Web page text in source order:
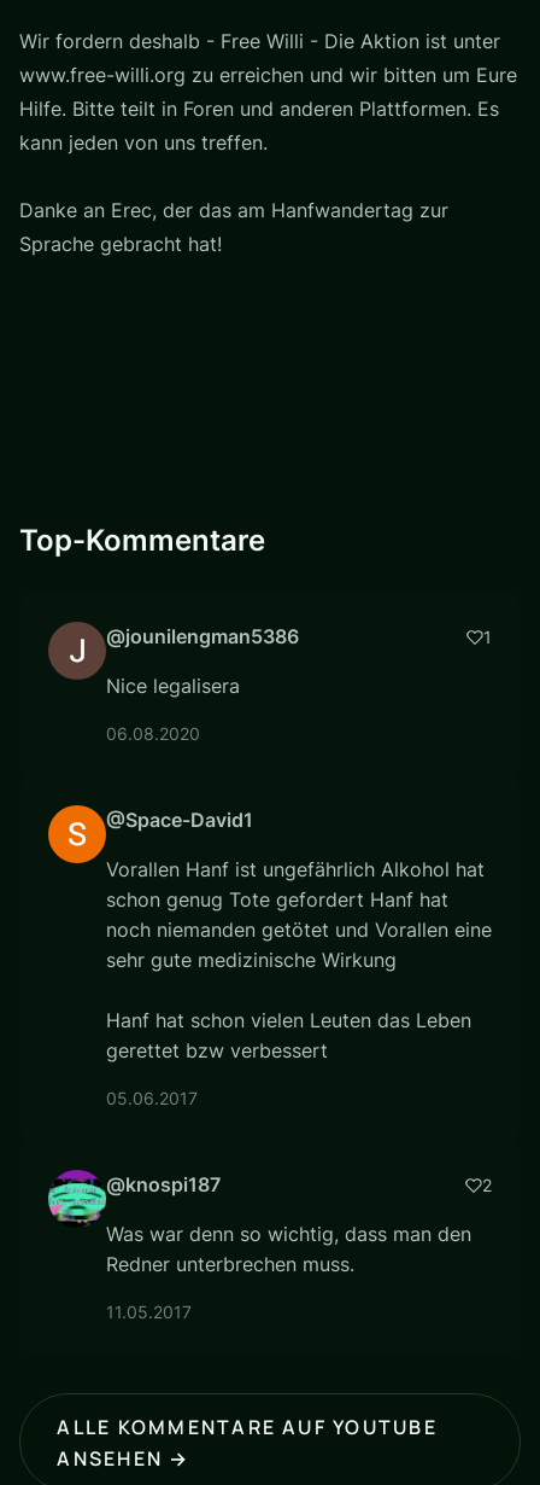
Wir fordern deshalb - Free Willi - Die Aktion ist unter
www.free-willi.org zu erreichen und wir bitten um Eure
Hilfe. Bitte teilt in Foren und anderen Plattformen. Es
kann jeden von uns treffen.
Danke an Erec, der das am Hanfwandertag zur
Sprache gebracht hat!
Top-Kommentare
@jounilengman5386 1
Nice legalisera
06.08.2020
@Space-David1
Vorallen Hanf ist ungefährlich Alkohol hat
schon genug Tote gefordert Hanf hat
noch niemanden getötet und Vorallen eine
sehr gute medizinische Wirkung
Hanf hat schon vielen Leuten das Leben
gerettet bzw verbessert
05.06.2017
@knospi187 2
Was war denn so wichtig, dass man den
Redner unterbrechen muss.
11.05.2017
ALLE KOMMENTARE AUF YOUTUBE
ANSEHEN →